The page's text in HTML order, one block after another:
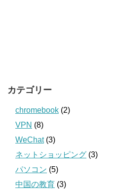
カテゴリー
chromebook (2)
VPN (8)
WeChat(3)
ネットショッピング (3)
パソコン (5)
中国の教育 (3)